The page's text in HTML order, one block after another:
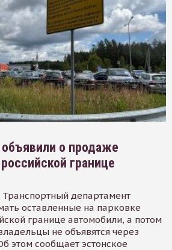
о продаже
границе
Транспортный департамент
оставленные на парковке
границе автомобили, а потом
не объявятся через
этом сообщает эстонское